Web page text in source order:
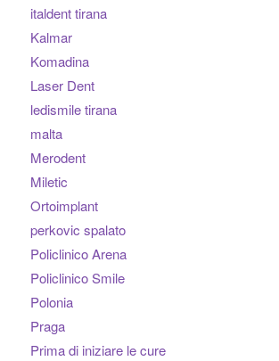
italdent tirana
Kalmar
Komadina
Laser Dent
ledismile tirana
malta
Merodent
Miletic
Ortoimplant
perkovic spalato
Policlinico Arena
Policlinico Smile
Polonia
Praga
Prima di iniziare le cure